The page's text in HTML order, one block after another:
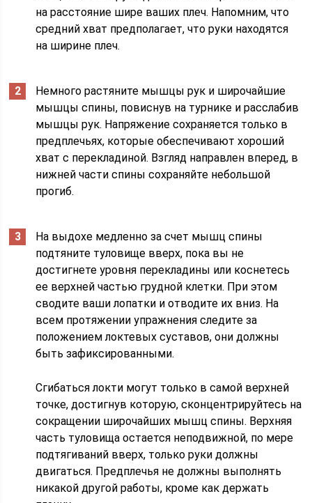
на расстояние шире ваших плеч. Напомним, что
средний хват предполагает, что руки находятся
на ширине плеч.
Немного растяните мышцы рук и широчайшие
мышцы спины, повиснув на турнике и расслабив
мышцы рук. Напряжение сохраняется только в
предплечьях, которые обеспечивают хороший
хват с перекладиной. Взгляд направлен вперед, в
нижней части спины сохраняйте небольшой
прогиб.
На выдохе медленно за счет мышц спины
подтяните туловище вверх, пока вы не
достигнете уровня перекладины или коснетесь
ее верхней частью грудной клетки. При этом
сводите ваши лопатки и отводите их вниз. На
всем протяжении упражнения следите за
положением локтевых суставов, они должны
быть зафиксированными.
Сгибаться локти могут только в самой верхней
точке, достигнув которую, сконцентрируйтесь на
сокращении широчайших мышц спины. Верхняя
часть туловища остается неподвижной, по мере
подтягиваний вверх, только руки должны
двигаться. Предплечья не должны выполнять
никакой другой работы, кроме как держать